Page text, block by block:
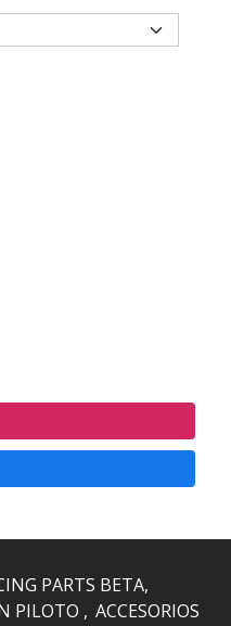
PARTS BETA
PILOTO
ACCESORIOS